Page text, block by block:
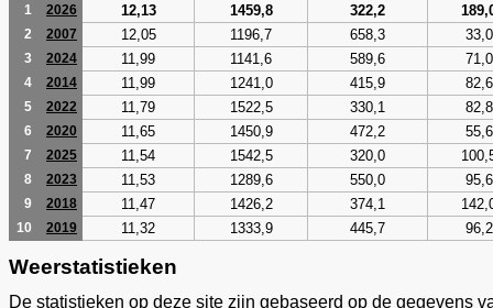
1
2026 12,13 1459,8 322,2
2 2007 12,05 1196,7 658,3 33,0
3 2024 11,99 1141,6 589,6 71,0
4 2014 11,99 1241,0 415,9 82,6
5 2022 11,79 1522,5 330,1 82,8
6 2020 11,65 1450,9 472,2 55,6
7 2025 11,54 1542,5 320,0
8 2023 11,53 1289,6 550,0 95,6
9 2018 11,47 1426,2 374,1
10 2019 11,32 1333,9 445,7 96,2
Weerstatistieken
De statistieken op deze site zijn gebaseerd op de gegevens